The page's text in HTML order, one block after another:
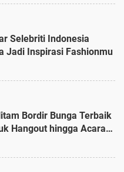
Selebriti Indonesia
Jadi Inspirasi Fashionmu
Bordir Bunga Terbaik
Hangout hingga Acara